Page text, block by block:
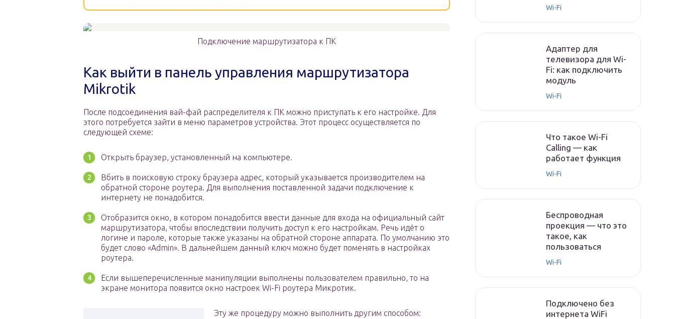
Подключение маршрутизатора к ПК
Как выйти в панель управления маршрутизатора
Mikrotik
После подсоединения вай-фай распределителя к ПК можно приступать к его настройке. Для
этого потребуется зайти в меню параметров устройства. Этот процесс осуществляется по
следующей схеме:
Открыть браузер, установленный на компьютере.
Вбить в поисковую строку браузера адрес, который указывается производителем на
обратной стороне роутера. Для выполнения поставленной задачи подключение к
интернету не понадобится.
Отобразится окно, в котором понадобится ввести данные для входа на официальный сайт
маршрутизатора, чтобы впоследствии получить доступ к его настройкам. Речь идёт о
логине и пароле, которые также указаны на обратной стороне аппарата. По умолчанию это
будет слово «Admin». В дальнейшем данный ключ можно будет поменять в настройках
роутера.
Если вышеперечисленные манипуляции выполнены пользователем правильно, то на
экране монитора появится окно настроек Wi-Fi роутера Микротик.
Эту же процедуру можно выполнить другим способом:
Wi-Fi
Адаптер для
телевизора для Wi-
Fi: как подключить
модуль
Wi-Fi
Что такое Wi-Fi
Calling — как
работает функция
Wi-Fi
Беспроводная
проекция — что это
такое, как
пользоваться
Wi-Fi
Подключено без
интернета WiFi